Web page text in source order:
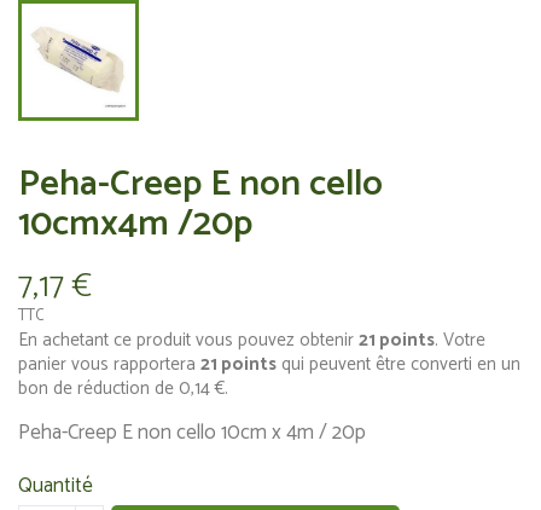
Peha-Creep E non cello
10cmx4m /20p
7,17 €
TTC
En achetant ce produit vous pouvez obtenir21 points. Votre
panier vous rapportera 21 points qui peuvent être converti en un
bon de réduction de 0,14 €.
Peha-Creep E non cello 10cm x 4m / 20p
Quantité